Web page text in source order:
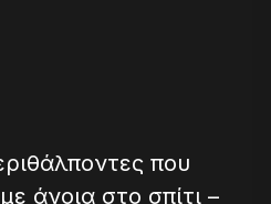
που
άνοια στο σπίτι –